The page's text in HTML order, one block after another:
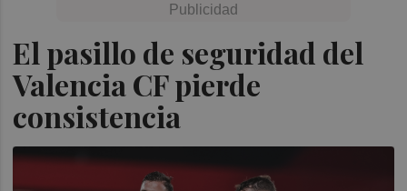
El pasillo de seguridad del
Valencia CF pierde
consistencia